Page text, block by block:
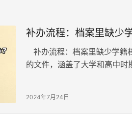
补办流程：档案里缺少
补办流程：档案里缺少学籍
的文件，涵盖了大学和高中时
2024年7月24日